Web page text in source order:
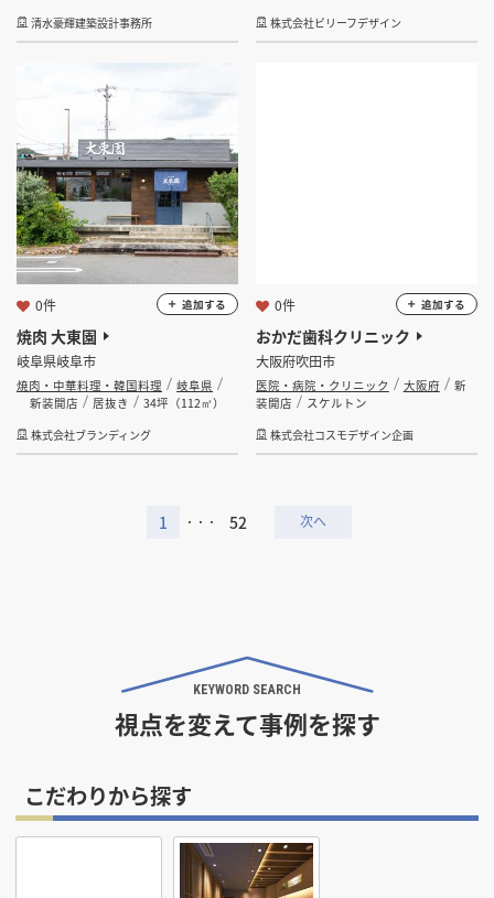
清水豪輝建築設計事務所 株式会社ビリーフデザイン
焼肉 大東園
岐阜県岐阜市
焼肉・中華料理・韓国料理
岐阜県
新装開店
居抜き
34坪（112㎡）
株式会社ブランディング
0件 追加する
おかだ歯科クリニック
大阪府吹田市
医院・病院・クリニック 大阪府
新
装開店
スケルトン
株式会社コスモデザイン企画
0件 追加する
1 ・・・ 52
KEYWORD SEARCH
視点を変えて事例を探す
こだわりから探す